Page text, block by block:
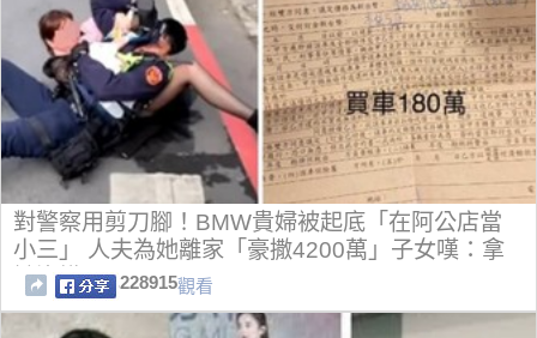
對警察用剪刀腳！BMW貴婦被起底「在阿公店當
小三」 人夫為她離家「豪撒4200萬」子女嘆：拿
她沒轍
228915觀看